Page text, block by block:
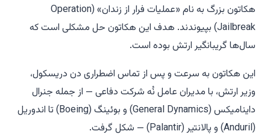
هکاتون بزرگ به نام «عملیات فرار از زندان» (Operation
Jailbreak) بپیوندند. هدف این هکاتون حل مشکلی است که
سال‌ها گریبانگیر ارتش بوده است.
این هکاتون به سرعت و پس از تماس اضطراری دن دریسکول،
وزیر ارتش، با مدیران عامل نُه شرکت دفاعی — از جمله جنرال
داینامیکس (General Dynamics) و بوئینگ (Boeing) تا اندوریل
(Anduril) و پالانتیر (Palantir) — شکل گرفت.